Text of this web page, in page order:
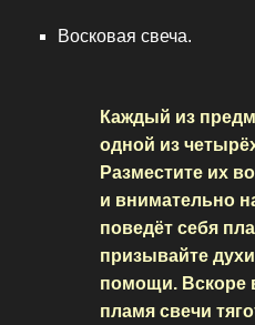
Восковая свеча.
Каждый из
одной из
Разместите их
и внимательно
поведёт себя
призывайте
помощи. Вскоре
пламя свечи